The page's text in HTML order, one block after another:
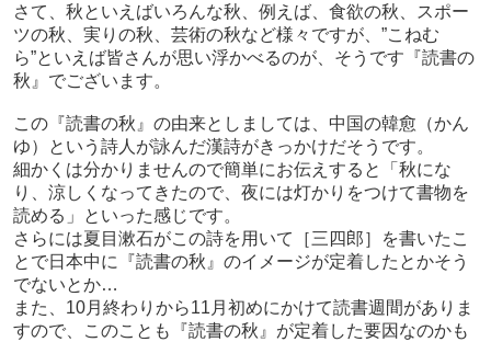
さて、秋といえばいろんな秋、例えば、食欲の秋、スポー
ツの秋、実りの秋、芸術の秋など様々ですが、”こねむ
ら”といえば皆さんが思い浮かべるのが、そうです『読書の
秋』でございます。
この『読書の秋』の由来としましては、中国の韓愈（かん
ゆ）という詩人が詠んだ漢詩がきっかけだそうです。
細かくは分かりませんので簡単にお伝えすると「秋にな
り、涼しくなってきたので、夜には灯かりをつけて書物を
読める」といった感じです。
さらには夏目漱石がこの詩を用いて［三四郎］を書いたこ
とで日本中に『読書の秋』のイメージが定着したとかそう
でないとか…
また、10月終わりから11月初めにかけて読書週間がありま
すので、このことも『読書の秋』が定着した要因なのかも